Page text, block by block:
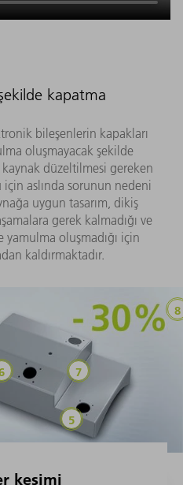
kapatma
bileşenlerin kapakları
oluşmayacak şekilde
kaynak düzeltilmesi gereken
aslında sorunun nedeni
uygun tasarım, dikiş
gerek kalmadığı ve
yamulma oluşmadığı için
kaldırmaktadır.
kesimi